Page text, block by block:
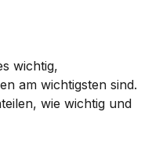
wichtig,
am wichtigsten sind.
wie wichtig und